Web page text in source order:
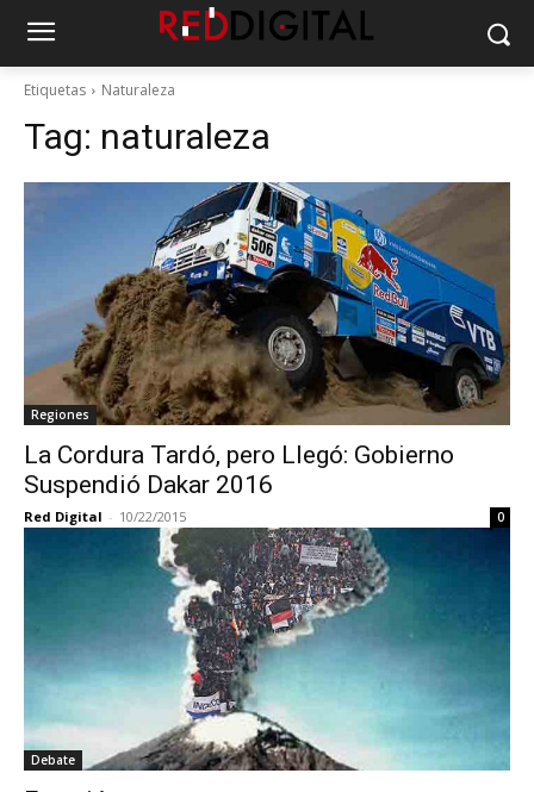
Etiquetas Naturaleza
Tag: naturaleza
Regiones
La Cordura Tardó, pero Llegó: Gobierno
Suspendió Dakar 2016
Red Digital - 10/22/2015 0
Debate